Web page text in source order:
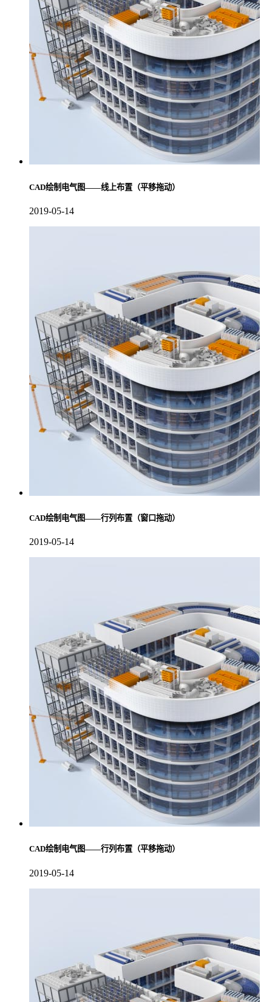
CAD绘制电气图——线上布置（平移拖动）
2019-05-14
CAD绘制电气图——行列布置（窗口拖动）
2019-05-14
CAD绘制电气图——行列布置（平移拖动）
2019-05-14